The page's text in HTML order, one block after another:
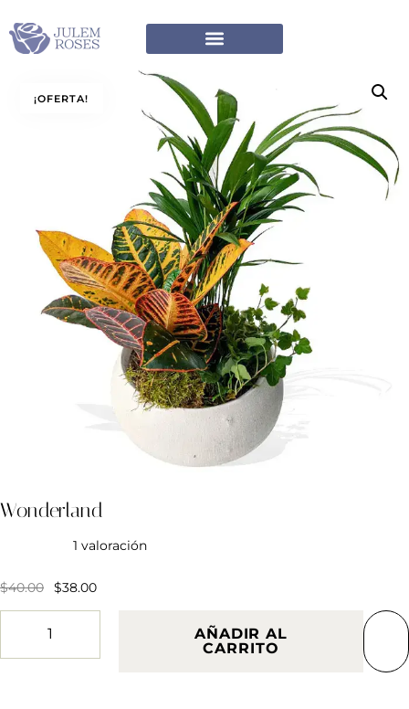
¡OFERTA!
Wonderland
5 basado
de cliente
1 valoración
$40.00 $38.00
AÑADIR AL
CARRITO